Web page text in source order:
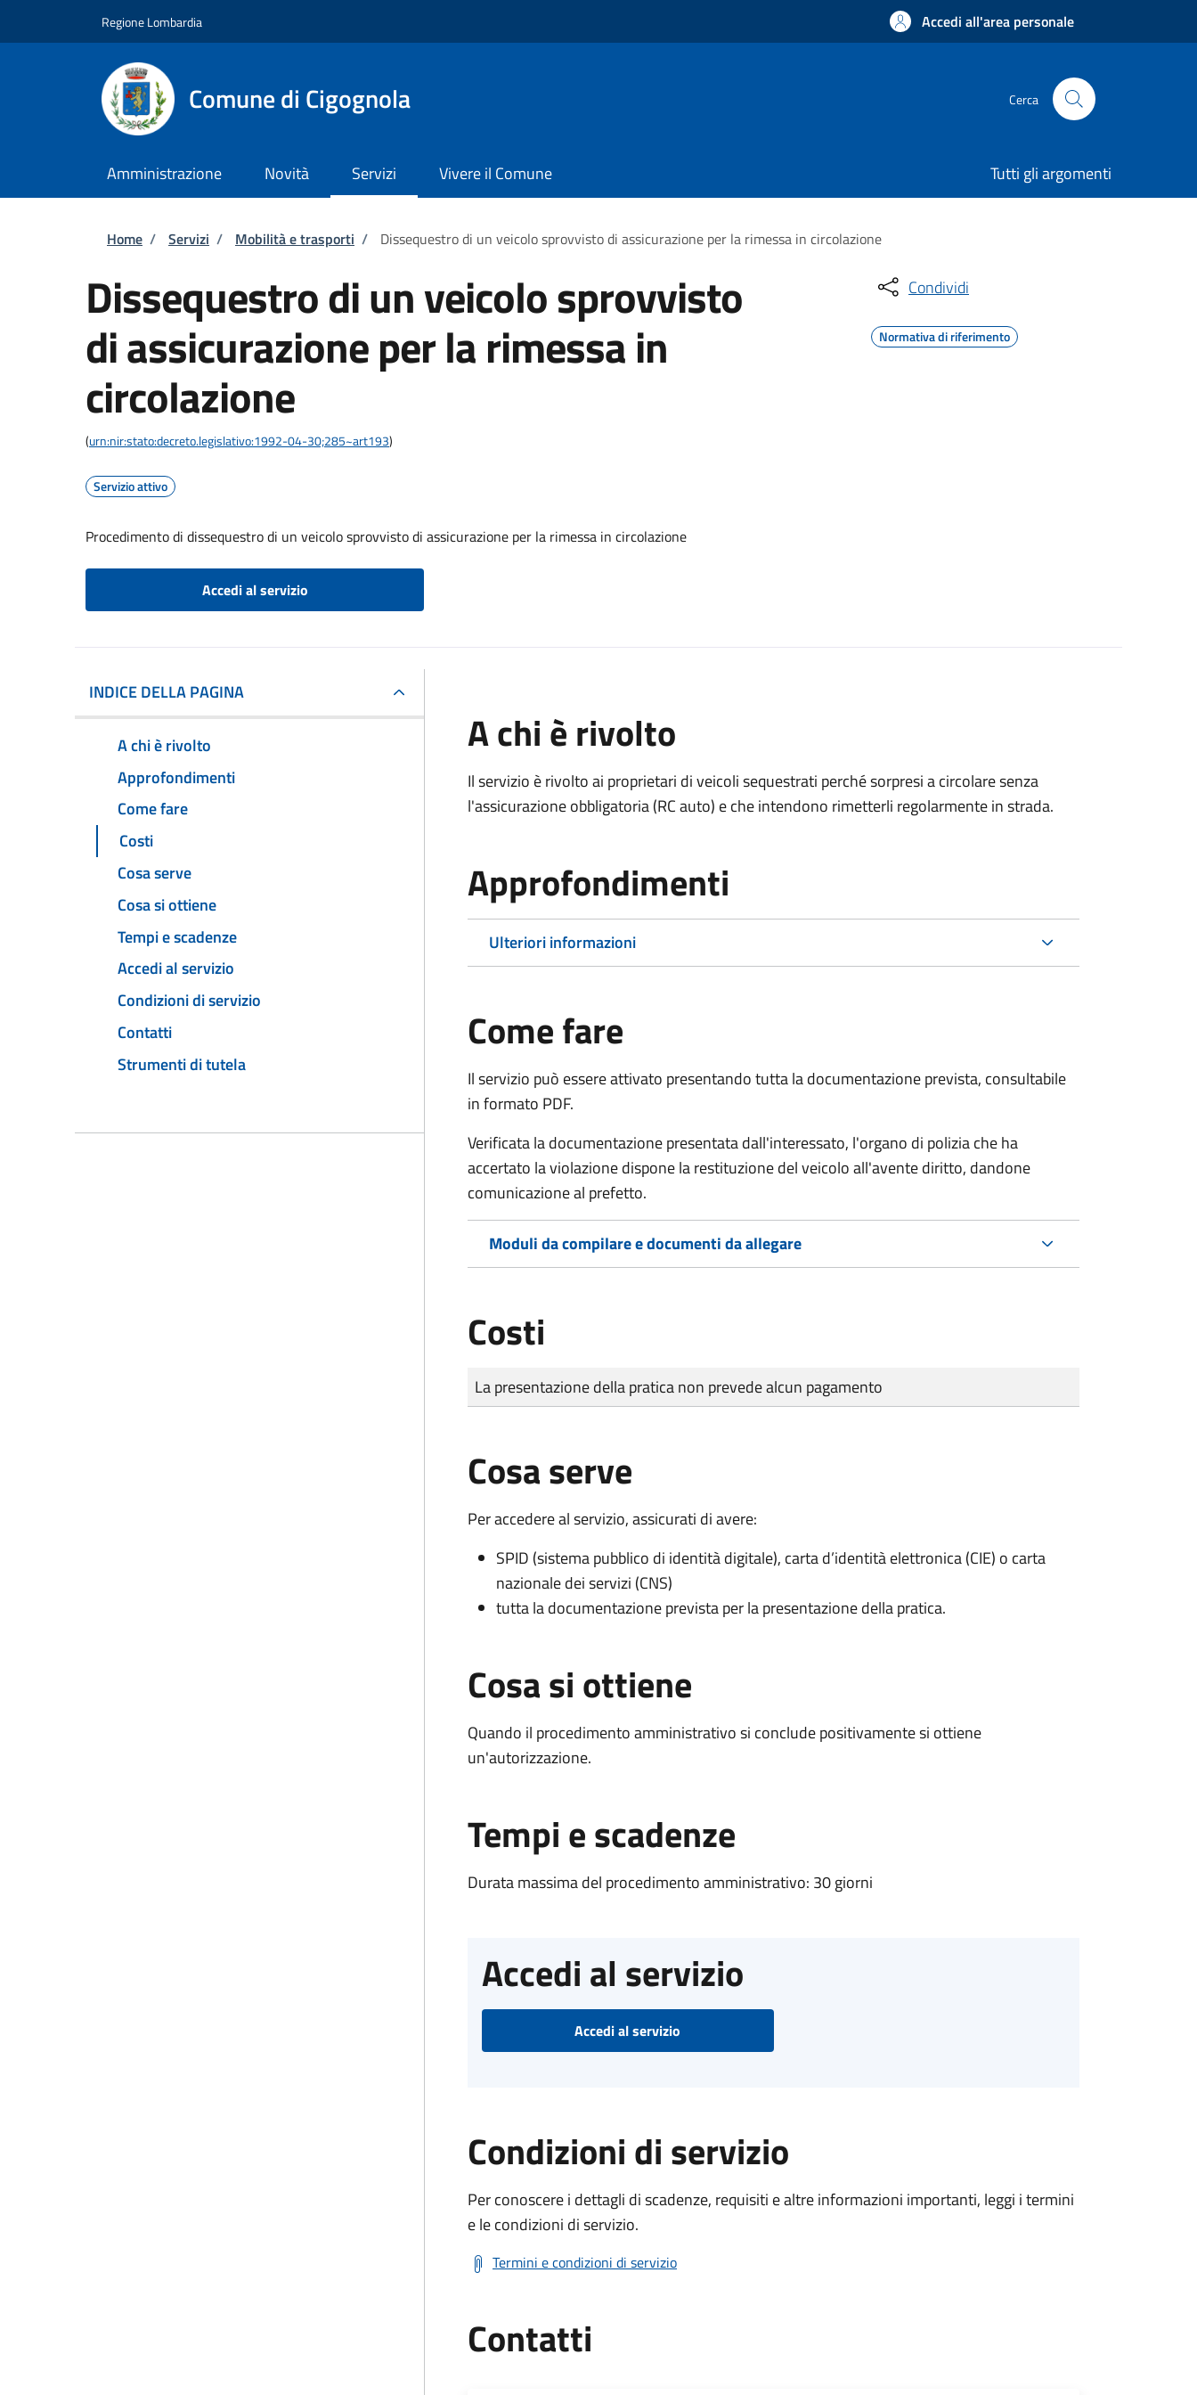
Regione Lombardia Accedi all'area personale
Comune di Cigognola Cerca
Amministrazione Novità Servizi Vivere il Comune Tutti gli argomenti
Briciole di pane
Home / Servizi / Mobilità e trasporti / Dissequestro di un veicolo sprovvisto di assicurazione per la rimessa in circolazione
Dissequestro di un veicolo sprovvisto
di assicurazione per la rimessa in
circolazione
(urn:nir:stato:decreto.legislativo:1992-04-30;285~art193)
Servizio attivo
Procedimento di dissequestro di un veicolo sprovvisto di assicurazione per la rimessa in circolazione
Accedi al servizio
Condividi
Normativa di riferimento
INDICE DELLA PAGINA
A chi è rivolto
Approfondimenti
Come fare
Costi
Cosa serve
Cosa si ottiene
Tempi e scadenze
Accedi al servizio
Condizioni di servizio
Contatti
Strumenti di tutela
A chi è rivolto
Il servizio è rivolto ai proprietari di veicoli sequestrati perché sorpresi a circolare senza
l'assicurazione obbligatoria (RC auto) e che intendono rimetterli regolarmente in strada.
Approfondimenti
Ulteriori informazioni
Come fare
Il servizio può essere attivato presentando tutta la documentazione prevista, consultabile
in formato PDF.
Verificata la documentazione presentata dall'interessato, l'organo di polizia che ha
accertato la violazione dispone la restituzione del veicolo all'avente diritto, dandone
comunicazione al prefetto.
Moduli da compilare e documenti da allegare
Costi
Tipo di pagamento
Importo
La presentazione della pratica non prevede alcun pagamento
Cosa serve
Per accedere al servizio, assicurati di avere:
SPID (sistema pubblico di identità digitale), carta d’identità elettronica (CIE) o carta
nazionale dei servizi (CNS)
tutta la documentazione prevista per la presentazione della pratica.
Cosa si ottiene
Quando il procedimento amministrativo si conclude positivamente si ottiene
un'autorizzazione.
Tempi e scadenze
Durata massima del procedimento amministrativo: 30 giorni
Accedi al servizio
Accedi al servizio
Condizioni di servizio
Per conoscere i dettagli di scadenze, requisiti e altre informazioni importanti, leggi i termini
e le condizioni di servizio.
Termini e condizioni di servizio
Contatti